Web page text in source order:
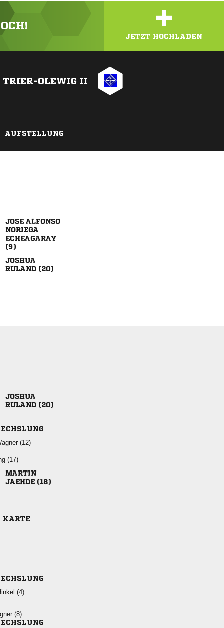
+
JETZT HOCHLADEN
TRIER-OLEWIG II
AUFSTELLUNG
 




 

 



 
KARTE

